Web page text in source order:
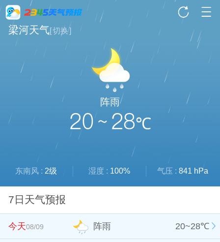
梁河天气[切换]
阵雨
20 ~ 28℃
东南风 : 2级 湿度 : 100% 气压 : 841 hPa
7日天气预报
今天08/09 阵雨 20~28℃